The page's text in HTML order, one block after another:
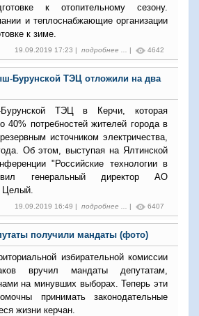
к отопительному сезону.
и теплоснабжающие организации
к зиме.
19.09.2019 17:23 | подробнее ... | 4642
Бурунской ТЭЦ отложили на два
ТЭЦ в Керчи, которая
40% потребностей жителей города в
источником электричества,
Об этом, выступая на Ялтинской
"Российские технологии в
генеральный директор АО
19.09.2019 16:49 | подробнее ... | 6407
получили мандаты (фото)
избирательной комиссии
вручил мандаты депутатам,
на минувших выборах. Теперь эти
принимать законодательные
жизни керчан.